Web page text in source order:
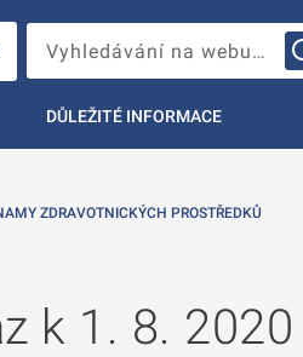
DŮLEŽITÉ INFORMACE
ZDRAVOTNICKÝCH PROSTŘEDKŮ
k 1. 8. 2020